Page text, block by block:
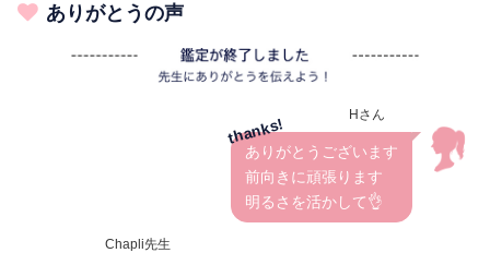
ありがとうの声
Hさん
ありがとうございます
前向きに頑張ります
明るさを活かして👌
Chapli先生